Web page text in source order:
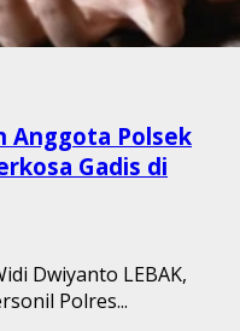
Anggota Polsek
Gadis di
Dwiyanto LEBAK,
Polres...